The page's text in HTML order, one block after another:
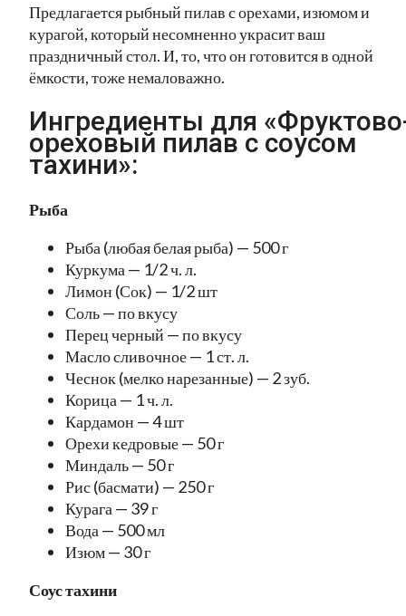
Предлагается рыбный пилав с орехами, изюмом и
курагой, который несомненно украсит ваш
праздничный стол. И, то, что он готовится в одной
ёмкости, тоже немаловажно.
Ингредиенты для
ореховый пилав с соусом
тахини»:
Рыба
Рыба (любая белая рыба) — 500 г
Куркума — 1/2 ч. л.
Лимон (Сок) — 1/2 шт
Соль — по вкусу
Перец черный — по вкусу
Масло сливочное — 1 ст. л.
Чеснок (мелко нарезанные) — 2 зуб.
Корица — 1 ч. л.
Кардамон — 4 шт
Орехи кедровые — 50 г
Миндаль — 50 г
Рис (басмати) — 250 г
Курага — 39 г
Вода — 500 мл
Изюм — 30 г
Соус тахини